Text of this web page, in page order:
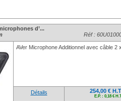
d’...
Réf :
AVer Microphone Additionnel avec câble 2
Détails 254,00 €
E.P. : 0,18 €